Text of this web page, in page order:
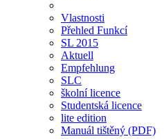
Vlastnosti
Přehled Funkcí
SL 2015
Aktuell
Empfehlung
SLC
školní licence
Studentská licence
lite edition
Manuál tištěný (PDF)